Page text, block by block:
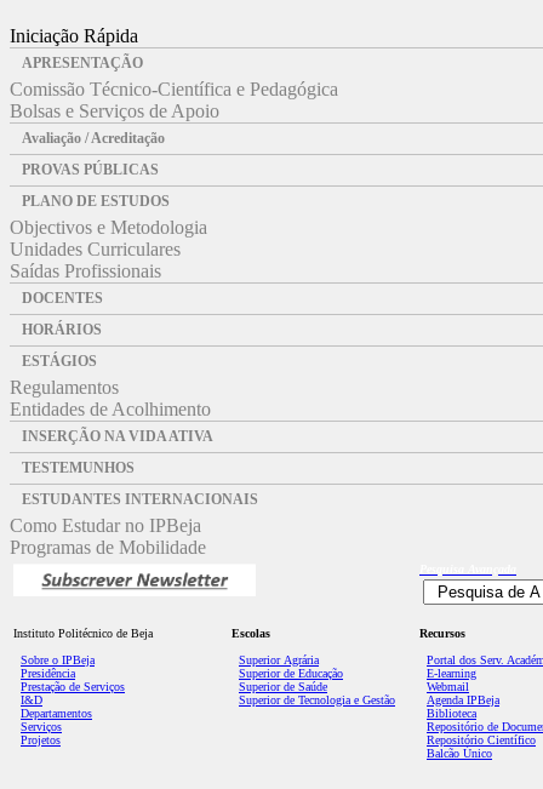
Iniciação Rápida
APRESENTAÇÃO
Comissão Técnico-Científica e Pedagógica
Bolsas e Serviços de Apoio
Avaliação / Acreditação
PROVAS PÚBLICAS
PLANO DE ESTUDOS
Objectivos e Metodologia
Unidades Curriculares
Saídas Profissionais
DOCENTES
HORÁRIOS
ESTÁGIOS
Regulamentos
Entidades de Acolhimento
INSERÇÃO NA VIDA ATIVA
TESTEMUNHOS
ESTUDANTES INTERNACIONAIS
Como Estudar no IPBeja
Programas de Mobilidade
Instituto Politécnico de Beja
Sobre o IPBeja
Presidência
Prestação de Serviços
I&D
Departamentos
Serviços
Projetos
Escolas
Superior Agrária
Superior de Educação
Superior de Saúde
Superior de Tecnologia e Gestão
Recursos
Portal dos Serv.
E-learning
Webmail
Agenda IPBeja
Biblioteca
Repositório de
Repositório Científico
Balcão Único